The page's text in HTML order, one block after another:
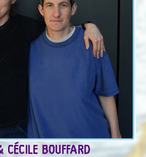
CÉCILE BOUFFARD